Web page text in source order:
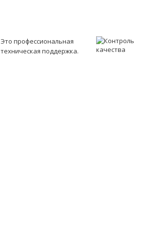
Это профессиональная
техническая поддержка.